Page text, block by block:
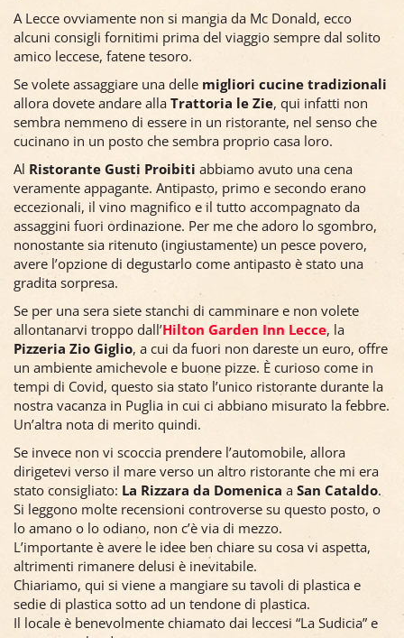
A Lecce ovviamente non si mangia da Mc Donald, ecco
alcuni consigli fornitimi prima del viaggio sempre dal solito
amico leccese, fatene tesoro.
Se volete assaggiare una delle migliori cucine tradizionali
allora dovete andare alla Trattoria le Zie, qui infatti non
sembra nemmeno di essere in un ristorante, nel senso che
cucinano in un posto che sembra proprio casa loro.
Al Ristorante Gusti Proibiti abbiamo avuto una cena
veramente appagante. Antipasto, primo e secondo erano
eccezionali, il vino magnifico e il tutto accompagnato da
assaggini fuori ordinazione. Per me che adoro lo sgombro,
nonostante sia ritenuto (ingiustamente) un pesce povero,
avere l’opzione di degustarlo come antipasto è stato una
gradita sorpresa.
Se per una sera siete stanchi di camminare e non volete
allontanarvi troppo dall’Hilton Garden Inn Lecce, la
Pizzeria Zio Giglio, a cui da fuori non dareste un euro, offre
un ambiente amichevole e buone pizze. È curioso come in
tempi di Covid, questo sia stato l’unico ristorante durante la
nostra vacanza in Puglia in cui ci abbiano misurato la febbre.
Un’altra nota di merito quindi.
Se invece non vi scoccia prendere l’automobile, allora
dirigetevi verso il mare verso un altro ristorante che mi era
stato consigliato: La Rizzara da Domenica a San Cataldo.
Si leggono molte recensioni controverse su questo posto, o
lo amano o lo odiano, non c’è via di mezzo.
L’importante è avere le idee ben chiare su cosa vi aspetta,
altrimenti rimanere delusi è inevitabile.
Chiariamo, qui si viene a mangiare su tavoli di plastica e
sedie di plastica sotto ad un tendone di plastica.
Il locale è benevolmente chiamato dai leccesi “La Sudicia” e